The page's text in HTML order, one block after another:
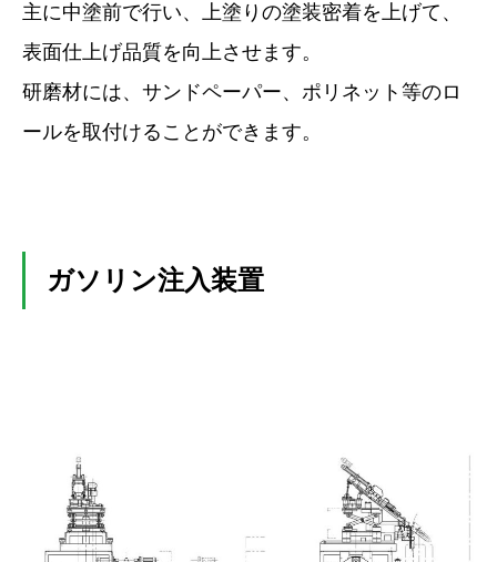
主に中塗前で行い、上塗りの塗装密着を上げて、
表面仕上げ品質を向上させます。
研磨材には、サンドペーパー、ポリネット等のロ
ールを取付けることができます。
ガソリン注入装置